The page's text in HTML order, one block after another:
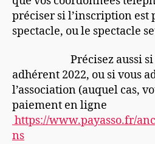
préciser si l’inscription est
spectacle, ou le spectacle
Précisez aussi si
adhérent 2022, ou si vous
l’association (auquel cas,
paiement en ligne
https://www.payasso.fr/
ns